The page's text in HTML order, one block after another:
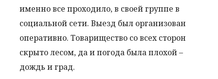
именно все проходило, в своей группе в
социальной сети. Выезд был организован
оперативно. Товарищество со всех сторон
скрыто лесом, да и погода была плохой –
дождь и град.